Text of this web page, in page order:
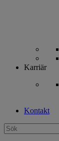
Karriär
Kontakt
Search
for: